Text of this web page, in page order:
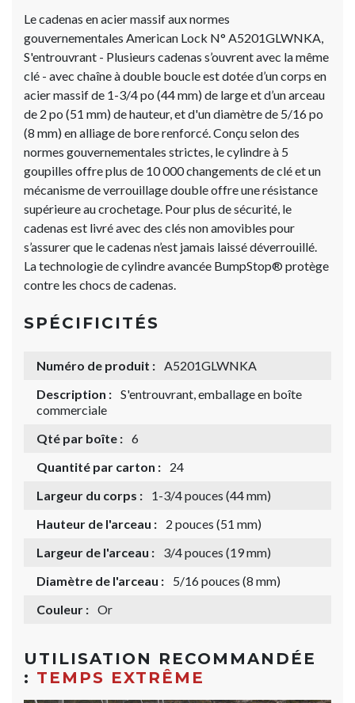
Le cadenas en acier massif aux normes
gouvernementales American Lock N° A5201GLWNKA,
S'entrouvrant - Plusieurs cadenas s’ouvrent avec la même
clé - avec chaîne à double boucle est dotée d’un corps en
acier massif de 1-3/4 po (44 mm) de large et d’un arceau
de 2 po (51 mm) de hauteur, et d'un diamètre de 5/16 po
(8 mm) en alliage de bore renforcé. Conçu selon des
normes gouvernementales strictes, le cylindre à 5
goupilles offre plus de 10 000 changements de clé et un
mécanisme de verrouillage double offre une résistance
supérieure au crochetage. Pour plus de sécurité, le
cadenas est livré avec des clés non amovibles pour
s’assurer que le cadenas n’est jamais laissé déverrouillé.
La technologie de cylindre avancée BumpStop® protège
contre les chocs de cadenas.
SPÉCIFICITÉS
Numéro de produit : A5201GLWNKA
Description : S'entrouvrant, emballage en boîte
commerciale
Qté par boîte : 6
Quantité par carton :
24
Largeur du corps :
1-3/4 pouces (44 mm)
Hauteur de l'arceau :
2 pouces (51 mm)
Largeur de l'arceau :
3/4 pouces (19 mm)
Diamètre de l'arceau :
5/16 pouces (8 mm)
Couleur : Or
UTILISATION RECOMMANDÉE
: TEMPS EXTRÊME